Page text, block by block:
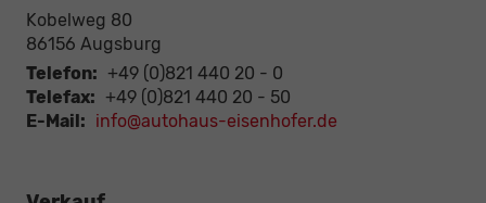
Kobelweg 80
86156 Augsburg
Telefon: +49 (0)821 440 20 - 0
Telefax: +49 (0)821 440 20 - 50
E-Mail: info@autohaus-eisenhofer.de